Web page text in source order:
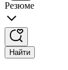
Резюме
Найти